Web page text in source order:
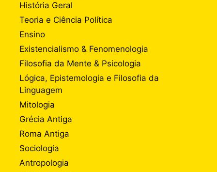
História Geral
Teoria e Ciência Política
Ensino
Existencialismo & Fenomenologia
Filosofia da Mente & Psicologia
Lógica, Epistemologia e Filosofia da
Linguagem
Mitologia
Grécia Antiga
Roma Antiga
Sociologia
Antropologia